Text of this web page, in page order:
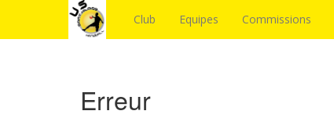
Club Equipes Commissions
Erreur